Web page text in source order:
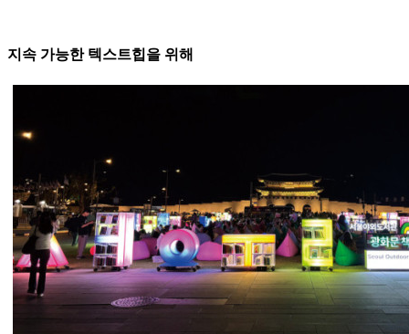
지속 가능한 텍스트힙을 위해